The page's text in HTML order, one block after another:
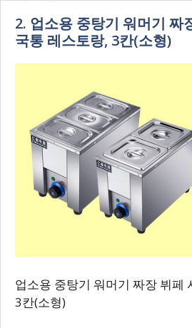
2. 업소용 중탕기 워머기 짜
국통 레스토랑, 3칸(소형)
업소용 중탕기 워머기 짜장 뷔페
3칸(소형)